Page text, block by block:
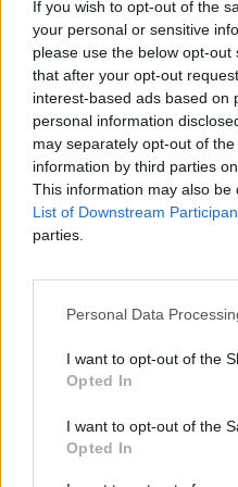
If you wish to opt-out of the
your personal or sensitive
please use the below opt-
that after your opt-out
interest-based ads based on
personal information
may separately opt-out of
information by third parties
This information may also
List of Downstream
parties.
Personal Data
I want to opt-out of the
Opted In
I want to opt-out of the
Opted In
Reklama